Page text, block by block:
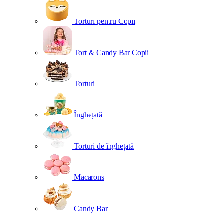
Torturi pentru Copii
Tort & Candy Bar Copii
Torturi
Înghețată
Torturi de înghețată
Macarons
Candy Bar